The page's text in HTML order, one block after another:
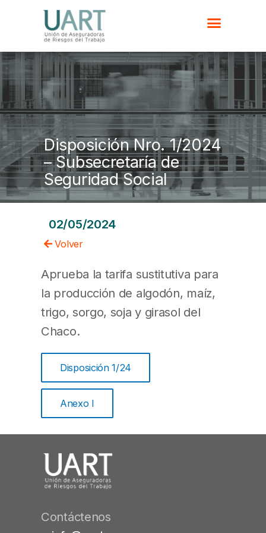
Disposición Nro. 1/2024
– Subsecretaría de
Seguridad Social
02/05/2024
Volver
Aprueba la tarifa sustitutiva para
la producción de algodón, maíz,
trigo, sorgo, soja y girasol del
Chaco.
Disposición 1/24
Anexo I
Contáctenos